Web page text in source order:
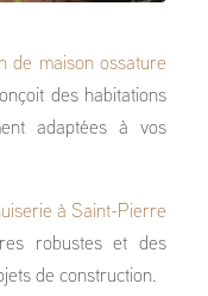
de maison ossature
des habitations
adaptées à vos
à Saint-Pierre
robustes et des
de construction.